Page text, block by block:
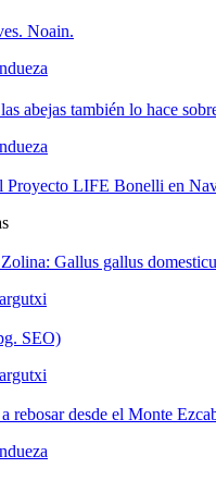
Noain.
abejas también lo hace
Proyecto LIFE Bonelli en
Gallus gallus
SEO)
rebosar desde el Monte